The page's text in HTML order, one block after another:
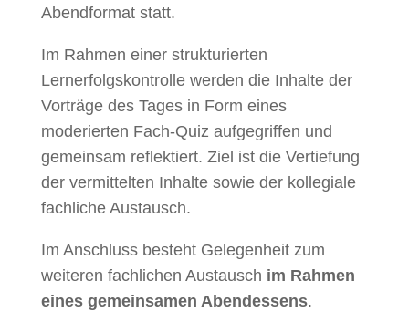
Abendformat statt.
Im Rahmen einer strukturierten
Lernerfolgskontrolle werden die Inhalte der
Vorträge des Tages in Form eines
moderierten Fach-Quiz aufgegriffen und
gemeinsam reflektiert. Ziel ist die Vertiefung
der vermittelten Inhalte sowie der kollegiale
fachliche Austausch.
Im Anschluss besteht Gelegenheit zum
weiteren fachlichen Austausch im Rahmen
eines gemeinsamen Abendessens.